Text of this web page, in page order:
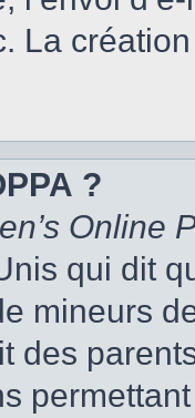
La
?
Online
qui dit
mineurs
des